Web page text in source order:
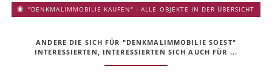
"DENKMALIMMOBILIE KAUFEN" - ALLE OBJEKTE IN DER ÜBERSICHT
ANDERE DIE SICH FÜR "DENKMALIMMOBILIE SOEST"
INTERESSIERTEN, INTERESSIERTEN SICH AUCH FÜR ...